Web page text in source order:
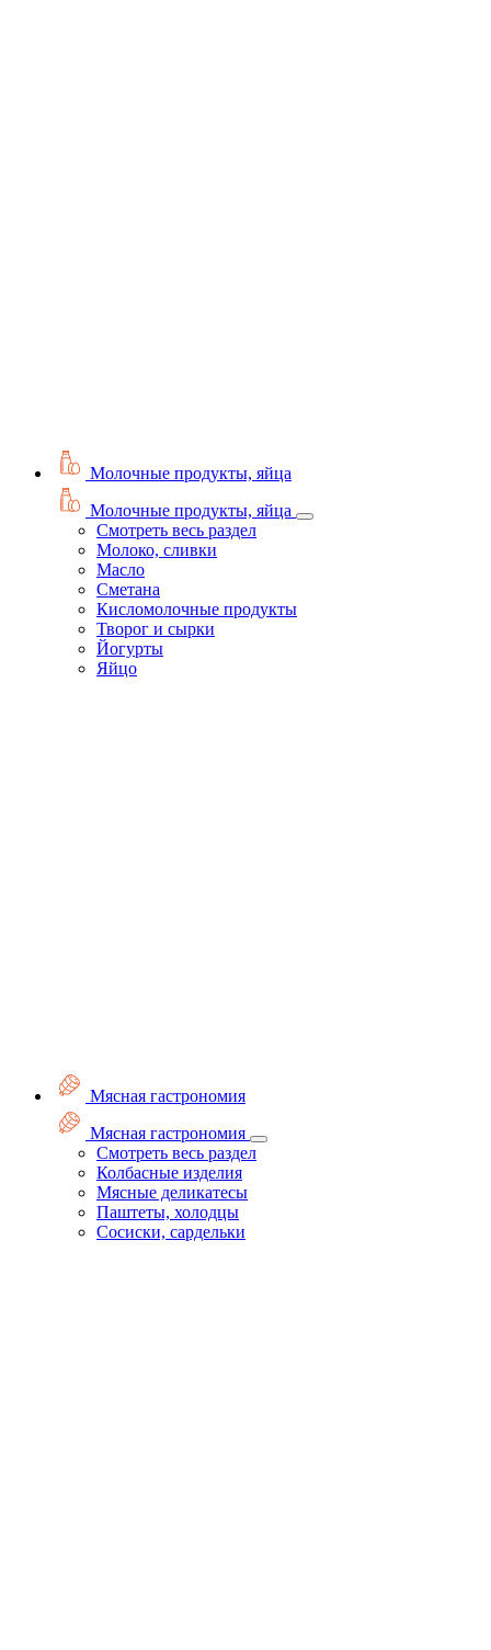
Молочные продукты, яйца
Молочные продукты, яйца
Смотреть весь раздел
Молоко, сливки
Масло
Сметана
Кисломолочные продукты
Творог и сырки
Йогурты
Яйцо
Мясная гастрономия
Мясная гастрономия
Смотреть весь раздел
Колбасные изделия
Мясные деликатесы
Паштеты, холодцы
Сосиски, сардельки